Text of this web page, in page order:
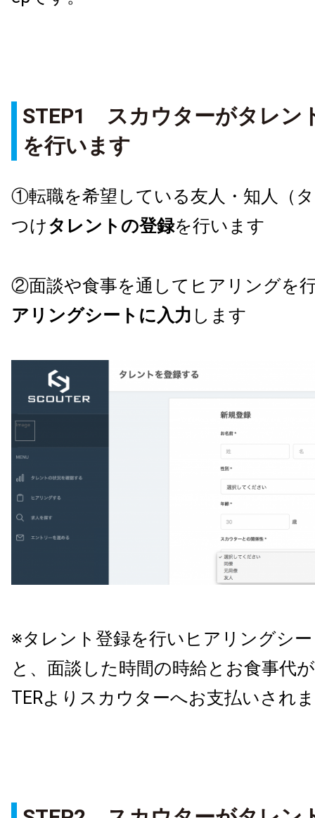
STEP1
スカウターがタレン
を行います
①転職を希望している友人・知人（
つけタレントの登録を行います
②面談や食事を通して ヒアリングを
アリングシートに入力 します
※タレント登録を行い ヒアリングシ
と、 面談した時間の時給とお食事代
TERよりスカウターへお支払いされ